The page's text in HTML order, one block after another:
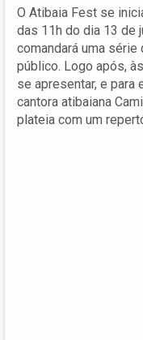
O Atibaia Fest se
das 11h do dia 13 de
comandará uma
público. Logo após,
se apresentar, e para
cantora atibaiana
plateia com um